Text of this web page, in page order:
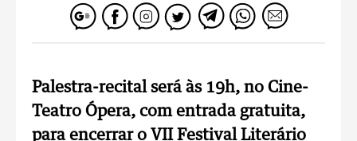
Palestra-recital será às 19h, no Cine-
Teatro Ópera, com entrada gratuita,
para encerrar o VII Festival Literário